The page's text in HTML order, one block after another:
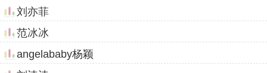
刘亦菲
范冰冰
angelababy杨颖